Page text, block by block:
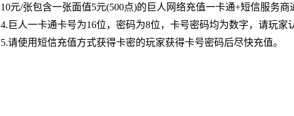
10元/张包含一张面值5元(500点)的巨人网络充值一卡通+短信服务商
4.巨人一卡通卡号为16位，密码为8位，卡号密码均为数字，请玩家
5.请使用短信充值方式获得卡密的玩家获得卡号密码后尽快充值。